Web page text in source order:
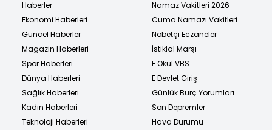
Haberler
Ekonomi Haberleri
Güncel Haberler
Magazin Haberleri
Spor Haberleri
Dünya Haberleri
Sağlık Haberleri
Kadın Haberleri
Teknoloji Haberleri
Namaz Vakitleri 2026
Cuma Namazı Vakitleri
Nöbetçi Eczaneler
İstiklal Marşı
E Okul VBS
E Devlet Giriş
Günlük Burç Yorumları
Son Depremler
Hava Durumu